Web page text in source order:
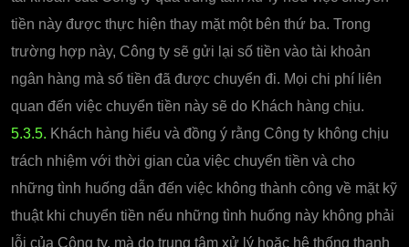
tiền này được thực hiện thay mặt một bên thứ ba. Trong
trường hợp này, Công ty sẽ gửi lại số tiền vào tài khoản
ngân hàng mà số tiền đã được chuyển đi. Mọi chi phí liên
quan đến việc chuyển tiền này sẽ do Khách hàng chịu.
5.3.5. Khách hàng hiểu và đồng ý rằng Công ty không chịu
trách nhiệm với thời gian của việc chuyển tiền và cho
những tình huống dẫn đến việc không thành công về mặt kỹ
thuật khi chuyển tiền nếu những tình huống này không phải
lỗi của Công ty, mà do trung tâm xử lý hoặc hệ thống thanh